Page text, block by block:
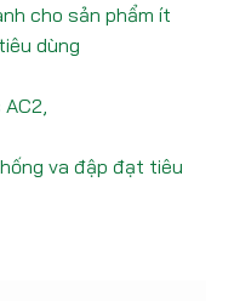
cho sản phẩm ít
dùng
va đập đạt tiêu